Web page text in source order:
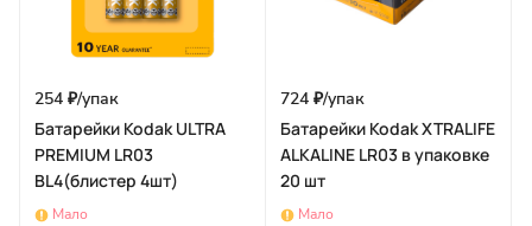
254 ₽/упак
Батарейки Kodak ULTRA
PREMIUM LR03
BL4(блистер 4шт)
Мало
724 ₽/упак
Батарейки Kodak XTRALIFE
ALKALINE LR03 в упаковке
20 шт
Мало